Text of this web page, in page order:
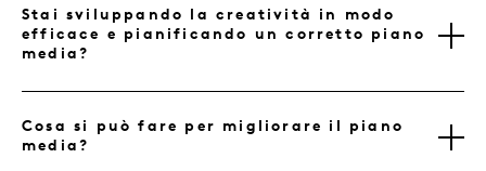
Stai sviluppando la creatività in modo
efficace e pianificando un corretto piano
media?
Cosa si può fare per migliorare il piano
media?